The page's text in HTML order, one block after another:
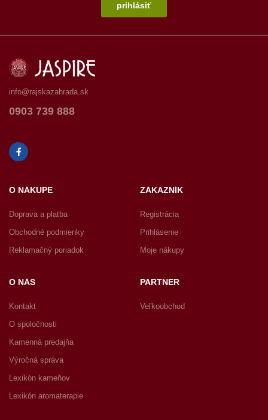
prihlásiť
info@rajskazahrada.sk
0903 739 888
O NÁKUPE
Doprava a platba
Obchodné podmienky
Reklamačný poriadok
ZÁKAZNÍK
Registrácia
Prihlásenie
Moje nákupy
O NÁS
Kontakt
O spoločnosti
Kamenná predajňa
Výročná správa
Lexikón kameňov
Lexikón aromaterapie
PARTNER
Veľkoobchod